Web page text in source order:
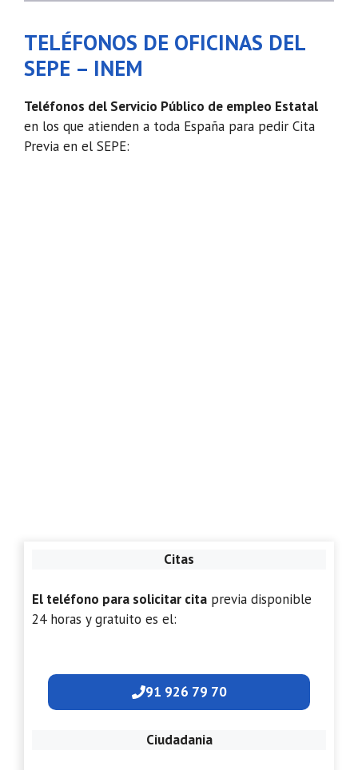
TELÉFONOS DE OFICINAS DEL
SEPE – INEM
Teléfonos del Servicio Público de empleo Estatal
en los que atienden a toda España para pedir Cita
Previa en el SEPE:
Citas
El teléfono para solicitar cita previa disponible
24 horas y gratuito es el:
91 926 79 70
Ciudadania